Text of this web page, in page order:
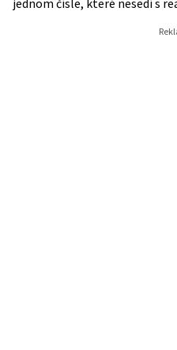
jednom čísle, které nesedí s